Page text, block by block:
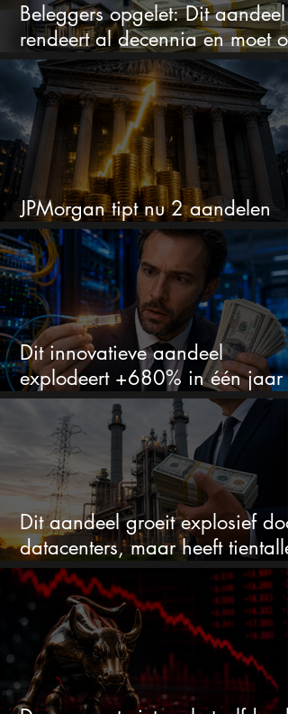
Beleggers opgelet: Dit aandeel
rendeert al decennia en moet op
je watchlist staan!
JPMorgan tipt nu 2 aandelen
voor augustus
Dit innovatieve aandeel
explodeert +680% in één jaar
en blijft maar stijgen
Dit aandeel groeit explosief
datacenters, maar heeft
miljarden nodig